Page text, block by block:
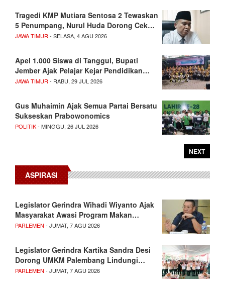
Tragedi KMP Mutiara Sentosa 2 Tewaskan
5 Penumpang, Nurul Huda Dorong Cek…
JAWA TIMUR - SELASA, 4 AGU 2026
Apel 1.000 Siswa di Tanggul, Bupati
Jember Ajak Pelajar Kejar Pendidikan…
JAWA TIMUR - RABU, 29 JUL 2026
Gus Muhaimin Ajak Semua Partai Bersatu
Sukseskan Prabowonomics
POLITIK- MINGGU, 26 JUL 2026
NEXT
ASPIRASI
Legislator Gerindra Wihadi Wiyanto Ajak
Masyarakat Awasi Program Makan…
PARLEMEN - JUMAT, 7 AGU 2026
Legislator Gerindra Kartika Sandra Desi
Dorong UMKM Palembang Lindungi…
PARLEMEN - JUMAT, 7 AGU 2026